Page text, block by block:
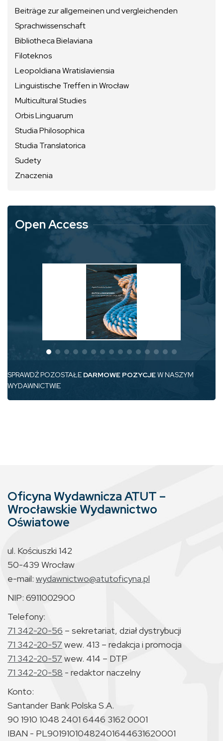
Beiträge zur allgemeinen und vergleichenden
Sprachwissenschaft
Bibliotheca Bielaviana
Filoteknos
Leopoldiana Wratislaviensia
Linguistische Treffen in Wrocław
Multicultural Studies
Orbis Linguarum
Studia Philosophica
Studia Translatorica
Sudety
Znaczenia
Open Access
SPRAWDŹ POZOSTAŁE DARMOWE POZYCJEW NASZYM
WYDAWNICTWIE
Oficyna Wydawnicza ATUT –
Wrocławskie Wydawnictwo
Oświatowe
ul. Kościuszki 142
50-439 Wrocław
e-mail: wydawnictwo@atutoficyna.pl
NIP: 6911002900
Telefony:
71 342-20-56 – sekretariat, dział dystrybucji
71 342-20-57 wew. 413 – redakcja i promocja
71 342-20-57 wew. 414 – DTP
71 342-20-58 - redaktor naczelny
Konto:
Santander Bank Polska S.A.
90 1910 1048 2401 6446 3162 0001
IBAN - PL90191010482401644631620001